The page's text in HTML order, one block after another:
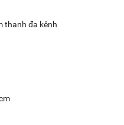
thanh đa kênh